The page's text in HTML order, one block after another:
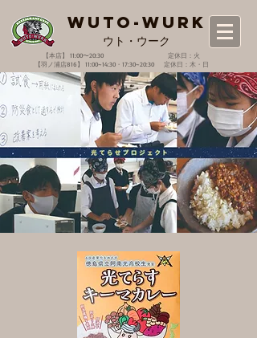
WUTO-WURK
​ウト・ウーク
【本店】 11:00〜20:30 定休日：火
【羽ノ浦店816】 11:00~14:30・17:30~20:30 定休日：木・日